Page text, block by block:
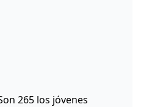
265 los jóvenes